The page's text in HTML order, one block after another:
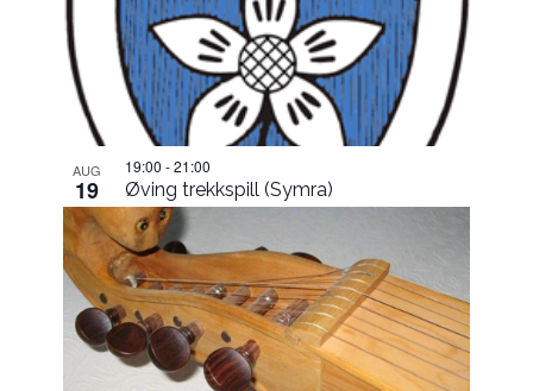
in
Photo
View
AUG
19 Øving trekkspill (Symra)
19:00-21:00